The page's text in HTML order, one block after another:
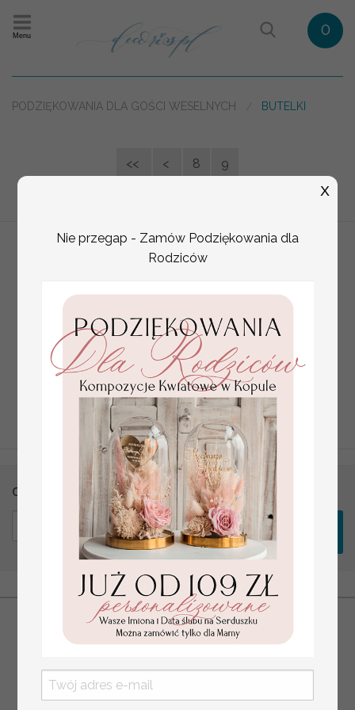
Menu 0
PODZIĘKOWANIA DLA GOŚCI WESELNYCH BUTELKI
<< < 8 9
BEZPIECZNA DOSTAWA INDYWIDUALNY PROJEKT
WYSOKA JAKOŚĆ BEZPIECZNE PŁATNOŚCI
Otrzymuj informacje o nowościach i promocjach
ZAPISZ SIĘ
POLITYKA PRYWATNOSCI RODO
Nie przegap - Zamów Podziękowania dla
Rodziców
X